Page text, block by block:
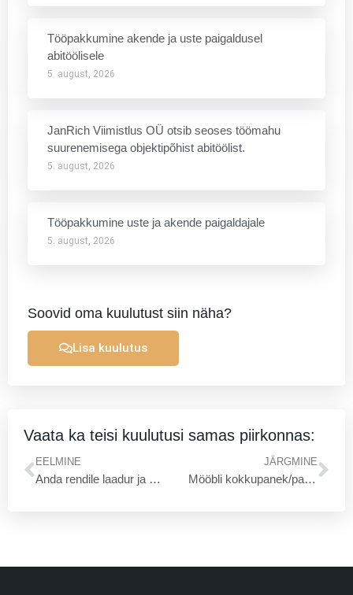
Tööpakkumine akende ja uste paigaldusel
abitöölisele
5. august, 2026
JanRich Viimistlus OÜ otsib seoses töömahu
suurenemisega objektipõhist abitöölist.
5. august, 2026
Tööpakkumine uste ja akende paigaldajale
5. august, 2026
Soovid oma kuulutust siin näha?
Lisa kuulutus
Vaata ka teisi kuulutusi samas piirkonnas:
Prev
EELMINE
Anda rendile laadur ja ekskavaator
JÄRGMINE
Mööbli kokkupanek/paigaldus/LIRE OÜ